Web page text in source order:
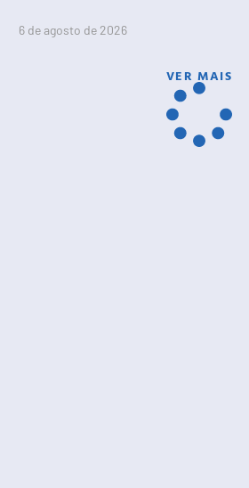
6 de agosto de 2026
VER MAIS